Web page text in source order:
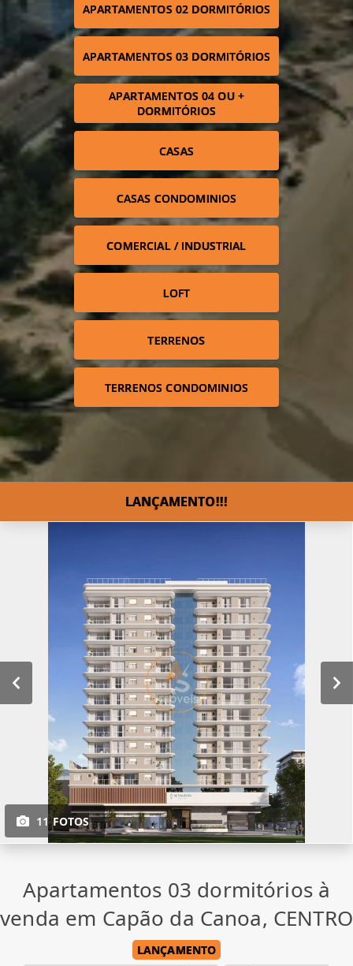
APARTAMENTOS 02 DORMITÓRIOS
APARTAMENTOS 03 DORMITÓRIOS
APARTAMENTOS 04 OU +
DORMITÓRIOS
CASAS
CASAS CONDOMINIOS
COMERCIAL / INDUSTRIAL
LOFT
TERRENOS
TERRENOS CONDOMINIOS
LANÇAMENTO!!!
11 FOTOS
Apartamentos 03 dormitórios à
venda em Capão da Canoa, CENTRO
LANÇAMENTO